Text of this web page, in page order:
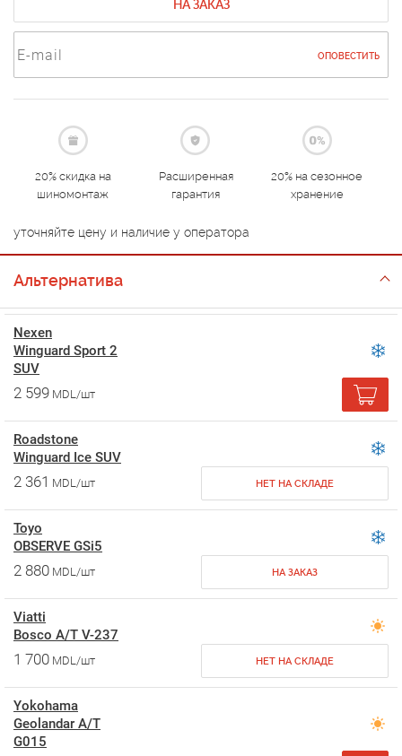
НА ЗАКАЗ
ОПОВЕСТИТЬ
20% скидка на
шиномонтаж
Расширенная
гарантия
20% на сезонное
хранение
уточняйте цену и наличие у оператора
Альтернатива
Nexen
Winguard Sport 2
SUV
2 599 MDL/шт
Roadstone
Winguard Ice SUV
2 361 MDL/шт НЕТ НА СКЛАДЕ
Toyo
OBSERVE GSi5
2 880 MDL/шт НА ЗАКАЗ
Viatti
Bosco A/T V-237
1 700 MDL/шт НЕТ НА СКЛАДЕ
Yokohama
Geolandar A/T
G015